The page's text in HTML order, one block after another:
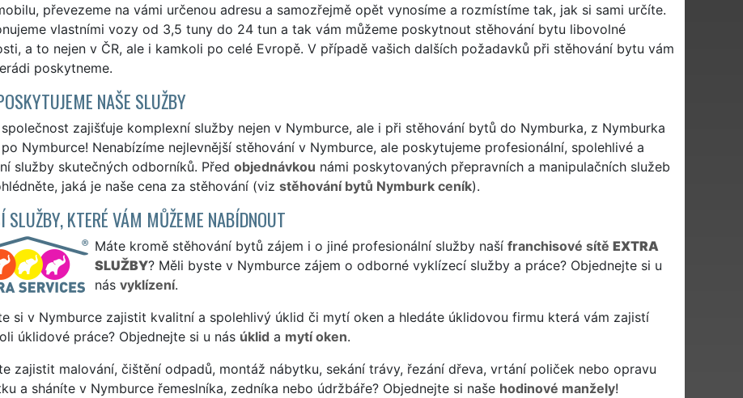
převezeme na vámi určenou adresu a samozřejmě opět vynosíme a rozmístíme tak, jak si sami určíte.
vlastními vozy od 3,5 tuny do 24 tun a tak vám můžeme poskytnout stěhování bytu libovolné
a to nejen v ČR, ale i kamkoli po celé Evropě. V případě vašich dalších požadavků při stěhování bytu vám
poskytneme.
NAŠE SLUŽBY
společnost zajišťuje komplexní služby nejen v Nymburce, ale i při stěhování bytů do Nymburka, z Nymburka
Nymburce! Nenabízíme nejlevnější stěhování v Nymburce, ale poskytujeme profesionální, spolehlivé a
služby skutečných odborníků. Před objednávkou námi poskytovaných přepravních a manipulačních služeb
jaká je naše cena za stěhování (viz stěhování bytů Nymburk ceník).
SLUŽBY, KTERÉ VÁM MŮŽEME NABÍDNOUT
Máte kromě stěhování bytů zájem i o jiné profesionální služby naší franchisové sítě EXTRA
SLUŽBY? Měli byste v Nymburce zájem o odborné vyklízecí služby a práce? Objednejte si u
nás vyklízení.
si v Nymburce zajistit kvalitní a spolehlivý úklid či mytí oken a hledáte úklidovou firmu která vám zajistí
úklidové práce? Objednejte si u nás úklid a mytí oken.
zajistit malování, čištění odpadů, montáž nábytku, sekání trávy, řezání dřeva, vrtání poliček nebo opravu
a sháníte v Nymburce řemeslníka, zedníka nebo údržbáře? Objednejte si naše hodinové manžely!